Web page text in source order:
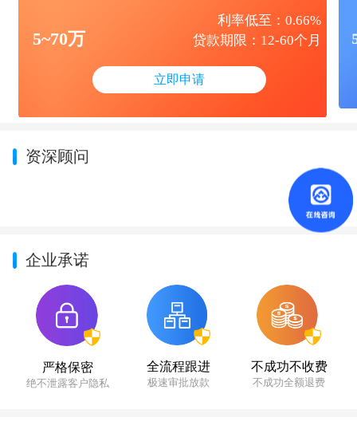
5~70万
利率低至：0.66%
贷款期限：12-60个月
立即申请
资深顾问
企业承诺
严格保密
绝不泄露客户隐私
全流程跟进
极速审批放款
不成功不收费
不成功全额退费